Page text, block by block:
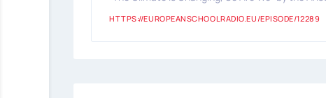
HTTPS://EUROPEANSCHOOLRADIO.EU/EPISODE/12289